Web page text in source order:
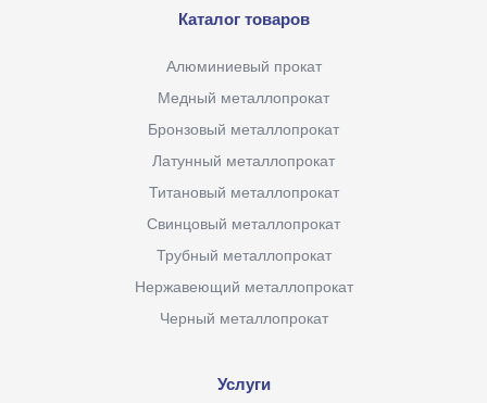
Каталог товаров
Алюминиевый прокат
Медный металлопрокат
Бронзовый металлопрокат
Латунный металлопрокат
Титановый металлопрокат
Свинцовый металлопрокат
Трубный металлопрокат
Нержавеющий металлопрокат
Черный металлопрокат
Услуги